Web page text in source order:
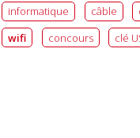
informatique câble
wifi
concours clé